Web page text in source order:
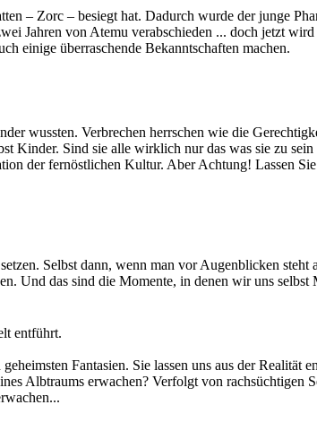
– Zorc – besiegt hat. Dadurch wurde der junge
Jahren von Atemu verabschieden ... doch jetzt
einige überraschende Bekanntschaften machen.
den Thron zu erobern?
wussten. Verbrechen herrschen wie die
Kinder. Sind sie alle wirklich nur das was sie zu sein
der fernöstlichen Kultur. Aber Achtung! Lassen
zu Ihnen zurück.
Selbst dann, wenn man vor Augenblicken
Und das sind die Momente, in denen wir uns
wir mutig genug sind über unsere eigenen
Vielerorts kommt es zu Zwischenfällen, die
abzuwarten was die Zukunft bringen wird. Eins
Schlag gegen die friedliche Gesellschaft
entführt.
Fantasien. Sie lassen uns aus der Realität
Albtraums erwachen? Verfolgt von rachsüchtigen